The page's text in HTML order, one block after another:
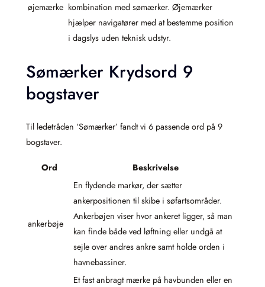
øjemærke kombination med sømærker. Øjemærker
hjælper navigatører med at bestemme position
i dagslys uden teknisk udstyr.
Sømærker Krydsord 9
bogstaver
Til ledetråden ‘Sømærker’ fandt vi 6 passende ord på 9
bogstaver.
Ord Beskrivelse
ankerbøje
En flydende markør, der sætter
ankerpositionen til skibe i søfartsområder.
Ankerbøjen viser hvor ankeret ligger, så man
kan finde både ved løftning eller undgå at
sejle over andres ankre samt holde orden i
havnebassiner.
Et fast anbragt mærke på havbunden eller en